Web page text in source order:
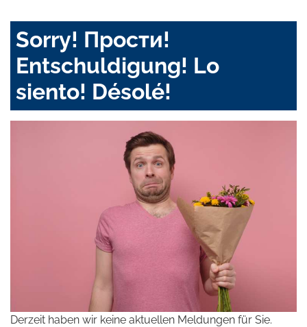
Sorry! Прости!
Entschuldigung! Lo
siento! Désolé!
Derzeit haben wir keine aktuellen Meldungen für Sie.